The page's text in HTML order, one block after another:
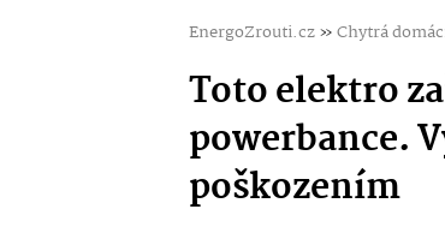
EnergoZrouti.cz»Chytrá
Toto elektro
powerbance.
poškozením